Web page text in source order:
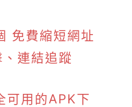
免費縮短網址
連結追蹤
可用的APK下